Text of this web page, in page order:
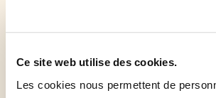
Ce site web utilise des cookies.
Les cookies nous permettent de
obtenir un format ovale. Taillez les
Appuyez avec vos doigts dans la pâte
des creux afin d’y insérer les olives